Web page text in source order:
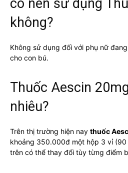
có nên sử dụng
không?
Không sử dụng đối với phụ nữ
cho con bú.
Thuốc Aescin
nhiêu?
Trên thị trường hiện nay thuốc
khoảng 350.000đ một hộp 3 vỉ (90
trên có thể thay đổi tùy từng điểm